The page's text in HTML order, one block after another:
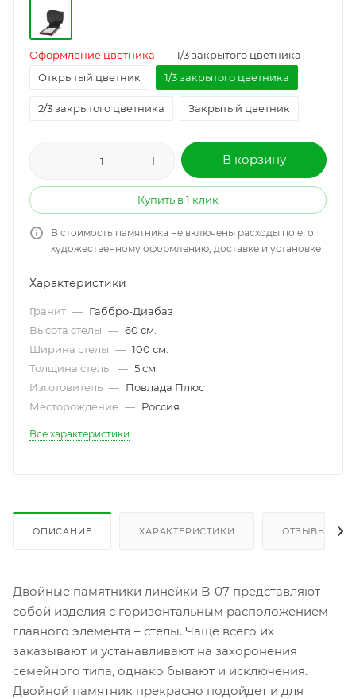
Оформление цветника — 1/3 закрытого цветника
Открытый цветник
1/3 закрытого цветника
2/3 закрытого цветника Закрытый цветник
В корзину
Купить в 1 клик
В стоимость памятника не включены расходы по его
художественному оформлению, доставке и установке
Характеристики
Гранит — Габбро-Диабаз
Высота стелы — 60 см.
Ширина стелы — 100 см.
Толщина стелы — 5 см.
Изготовитель — Повлада Плюс
Месторождение — Россия
Все характеристики
ОПИСАНИЕ ХАРАКТЕРИСТИКИ ОТЗЫВЫ
Двойные памятники линейки B-07 представляют
собой изделия с горизонтальным расположением
главного элемента – стелы. Чаще всего их
заказывают и устанавливают на захоронения
семейного типа, однако бывают и исключения.
Двойной памятник прекрасно подойдет и для